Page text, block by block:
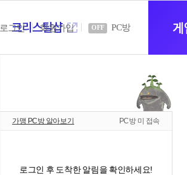
크리스탈샵새
로그인 회원가입 OFF PC방
가맹 PC방 알아보기 PC방 미 접속
로그인 후 도착한 알림을 확인하세요!